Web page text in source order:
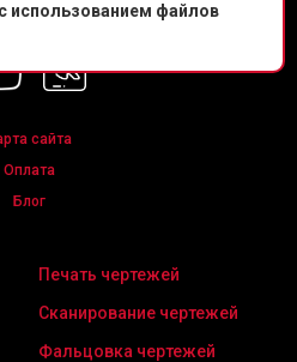
использованием файлов
сетях
сайта
Оплата
Блог
Печать чертежей
Сканирование чертежей
Фальцовка чертежей